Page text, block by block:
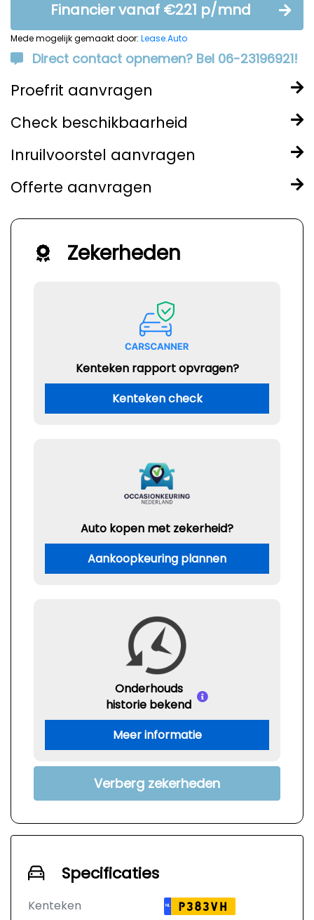
Financier vanaf €221 p/mnd
Mede mogelijk gemaakt door: Lease.Auto
Direct contact opnemen? Bel 06-23196921!
Proefrit aanvragen
Check beschikbaarheid
Inruilvoorstel aanvragen
Offerte aanvragen
Zekerheden
Kenteken rapport opvragen?
Kenteken check
Auto kopen met zekerheid?
Aankoopkeuring plannen
Onderhouds
historie bekend
Meer informatie
Verberg zekerheden
Specificaties
Kenteken NL P383VH